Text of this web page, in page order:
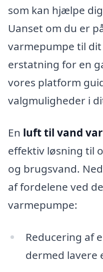
som kan hjælpe
Uanset om du er
varmepumpe til
erstatning for en
vores platform
valgmuligheder i
En luft til vand
effektiv løsning til
og brugsvand.
af fordelene ved
varmepumpe:
Reducering af
dermed lavere